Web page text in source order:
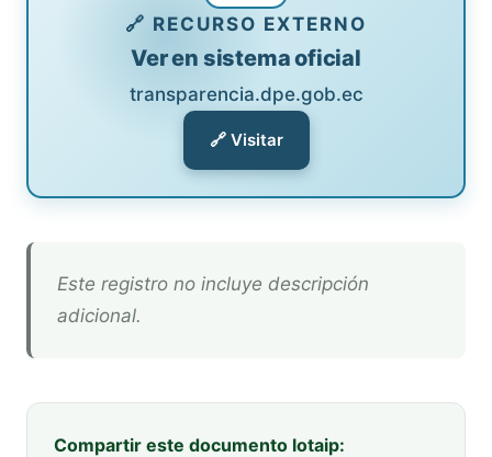
🔗 RECURSO EXTERNO
Ver en sistema oficial
transparencia.dpe.gob.ec
🔗 Visitar
Este registro no incluye descripción
adicional.
Compartir este documento lotaip: